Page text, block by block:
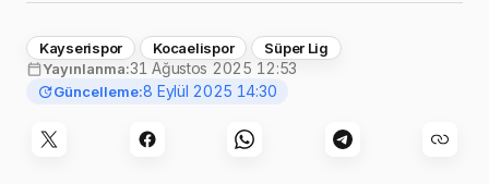
Kayserispor Kocaelispor
Süper Lig
Yayınlanma:31 Ağustos 2025 12:53
Güncelleme:8 Eylül 2025 14:30